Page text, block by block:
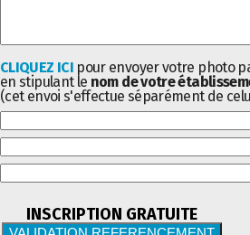
CLIQUEZ ICIpour envoyer votre photo
en stipulant le nom de votre
(cet envoi s'effectue séparément de
INSCRIPTION GRATUITE